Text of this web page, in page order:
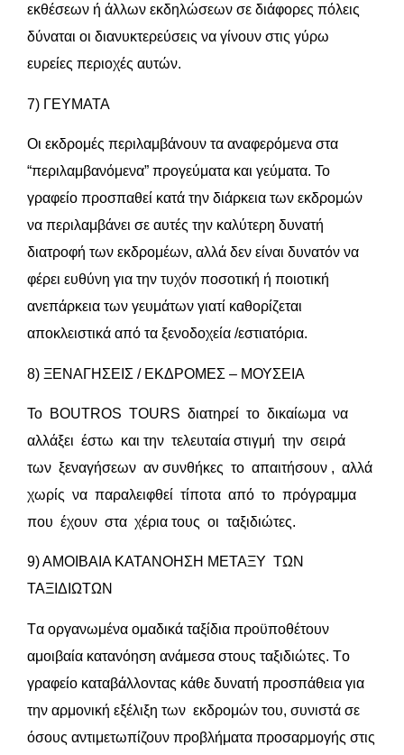
εκθέσεων ή άλλων εκδηλώσεων σε διάφορες πόλεις
δύναται οι διανυκτερεύσεις να γίνουν στις γύρω
ευρείες περιοχές αυτών.
7) ΓΕΥΜΑΤΑ
Οι εκδρομές περιλαμβάνουν τα αναφερόμενα στα
“περιλαμβανόμενα” προγεύματα και γεύματα. To
γραφείο προσπαθεί κατά την διάρκεια των εκδρομών
να περιλαμβάνει σε αυτές την καλύτερη δυνατή
διατροφή των εκδρομέων, αλλά δεν είναι δυνατόν να
φέρει ευθύνη για την τυχόν ποσοτική ή ποιοτική
ανεπάρκεια των γευμάτων γιατί καθορίζεται
αποκλειστικά από τα ξενοδοχεία /εστιατόρια.
8) ΞΕΝΑΓΗΣΕΙΣ / EΚΔΡΟΜΕΣ – ΜΟΥΣΕΙΑ
Το BOUTROS TOURS διατηρεί το δικαίωμα να
αλλάξει έστω και την τελευταία στιγμή την σειρά
των ξεναγήσεων αν συνθήκες το απαιτήσουν , αλλά
χωρίς να παραλειφθεί τίποτα από το πρόγραμμα
που έχουν στα χέρια τους οι ταξιδιώτες.
9) ΑΜΟΙΒΑΙΑ ΚΑΤΑΝΟΗΣΗ ΜΕΤΑΞΥ ΤΩΝ
ΤΑΞΙΔΙΩΤΩΝ
Tα οργανωμένα ομαδικά ταξίδια προϋποθέτουν
αμοιβαία κατανόηση ανάμεσα στους ταξιδιώτες. Tο
γραφείο καταβάλλοντας κάθε δυνατή προσπάθεια για
την αρμονική εξέλιξη των εκδρομών του, συνιστά σε
όσους αντιμετωπίζουν προβλήματα προσαρμογής στις